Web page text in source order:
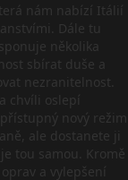
nám nabízí Itálií
Dále tu
několika
sbírat duše a
nezranitelnost.
chvíli oslepí
nový režim
ale dostanete ji
tou samou. Kromě
a vylepšení